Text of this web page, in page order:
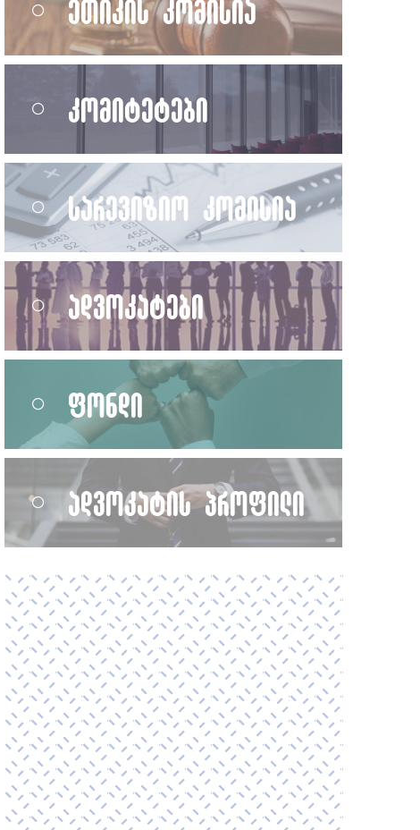
ეთიკის კომისია
კომიტეტები
სარევიზიო კომისია
ადვოკატები
ფონდი
ადვოკატის პროფილი